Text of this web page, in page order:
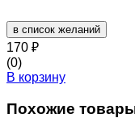
в список желаний
170 ₽
(0)
В корзину
Похожие